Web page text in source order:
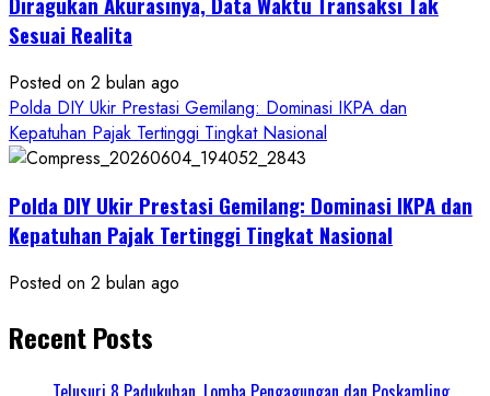
Sesuai Realita
Posted on 2 bulan ago
Polda DIY Ukir Prestasi Gemilang: Dominasi IKPA dan
Kepatuhan Pajak Tertinggi Tingkat Nasional
Polda DIY Ukir Prestasi Gemilang: Dominasi IKPA dan
Kepatuhan Pajak Tertinggi Tingkat Nasional
Posted on 2 bulan ago
Recent Posts